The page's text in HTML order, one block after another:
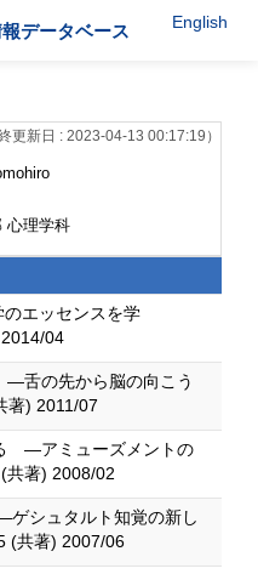
データベース English
終更新日 : 2023-04-13 00:17:19）
心理学科
エッセンスを学
04
舌の先から脳の向こう
著) 2011/07
―アミューズメントの
共著) 2008/02
ゲシュタルト知覚の新し
(共著) 2007/06